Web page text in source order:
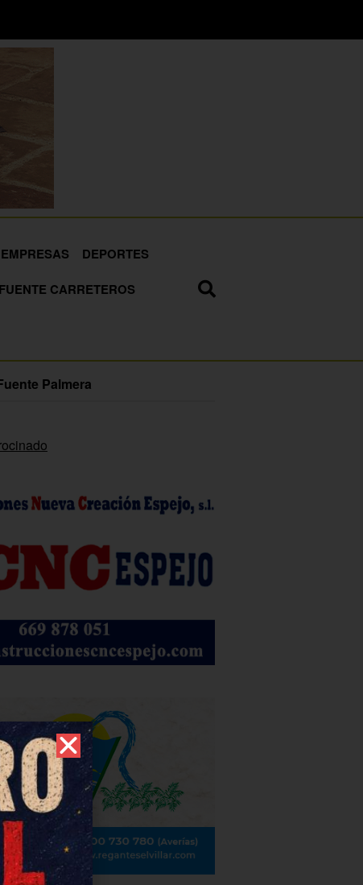
EMPRESAS
DEPORTES
FUENTE CARRETEROS
Palmera